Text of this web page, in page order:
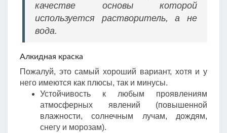
качестве основы которой
используется растворитель, а не
вода.
Алкидная краска
Пожалуй, это самый хороший вариант, хотя и у
него имеются как плюсы, так и минусы.
Устойчивость к любым проявлениям
атмосферных явлений (повышенной
влажности, солнечным лучам, дождям,
снегу и морозам).